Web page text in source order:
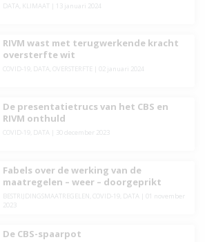
DATA KLIMAAT 13 januari 2024
RIVM wast met terugwerkende kracht
oversterfte wit
COVID-19, DATA OVERSTERFTE 02 januari 2024
De presentatietrucs van het CBS en
RIVM onthuld
COVID-19, DATA 30 december 2023
Fabels over de werking van de
maatregelen – weer – doorgeprikt
BESTRIJDINGSMAATREGELEN COVID-19, DATA
01 november
2023
De CBS-spaarpot